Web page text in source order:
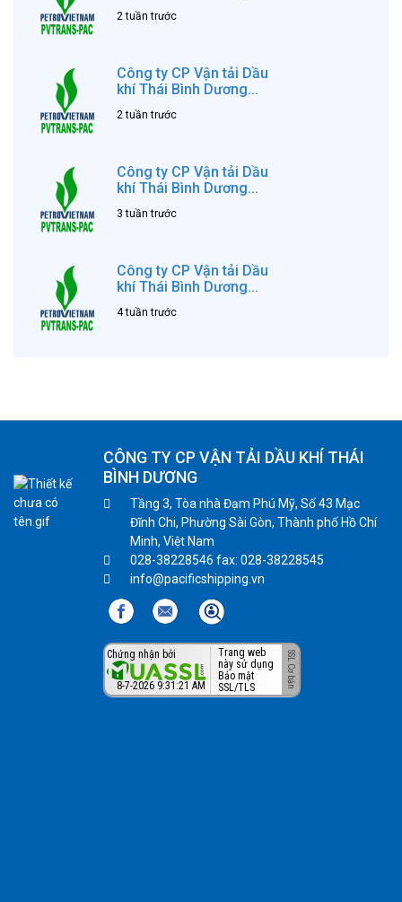
2 tuần trước
Công ty CP Vận tải Dầu
khí Thái Bình Dương...
2 tuần trước
Công ty CP Vận tải Dầu
khí Thái Bình Dương...
3 tuần trước
Công ty CP Vận tải Dầu
khí Thái Bình Dương...
4 tuần trước
CÔNG TY CP VẬN TẢI DẦU KHÍ THÁI
BÌNH DƯƠNG
Tầng 3, Tòa nhà Đạm Phú Mỹ, Số 43 Mạc
Đĩnh Chi, Phường Sài Gòn, Thành phố Hồ Chí
Minh, Việt Nam
028-38228546 fax: 028-38228545
info@pacificshipping.vn
Chứng nhận bởi
8-7-2026 9:31:21 AM
Trang web
này sử dụng
Bảo mật
SSL/TLS